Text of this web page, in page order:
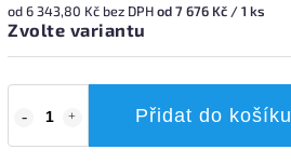
od6 343,80 Kč bez DPHod 7 676 Kč / 1 ks
Zvolte variantu
Přidat do košíku